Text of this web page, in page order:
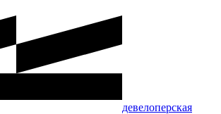
девелоперская